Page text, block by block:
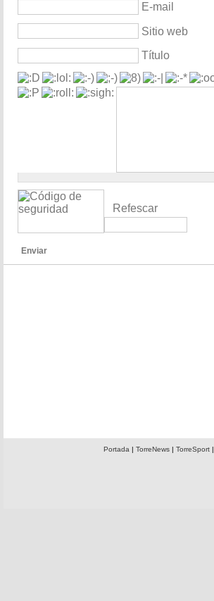
E-mail
Sitio web
Título
Refescar
Enviar
Portada | TorreNews| TorreSport|